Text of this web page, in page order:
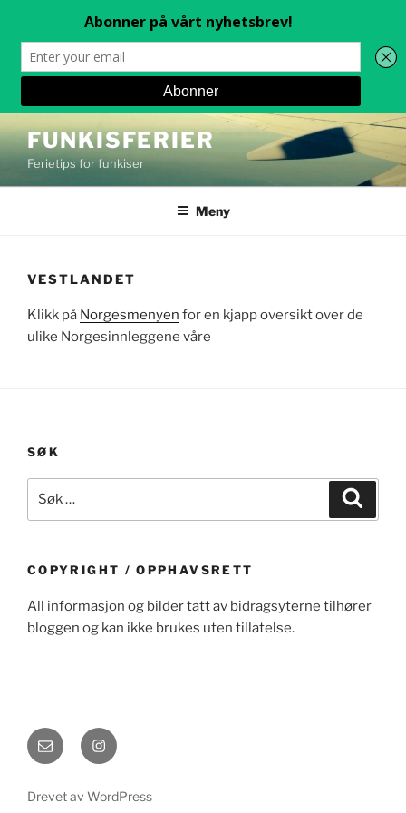
til
innhold
FUNKISFERIER
Ferietips for funkiser
Meny
VESTLANDET
Klikk på Norgesmenyen for en kjapp oversikt over de
ulike Norgesinnleggene våre
SØK
etter:
COPYRIGHT / OPPHAVSRETT
All informasjon og bilder tatt av bidragsyterne tilhører
bloggen og kan ikke brukes uten tillatelse.
E-
post
Instagram
Drevet av WordPress